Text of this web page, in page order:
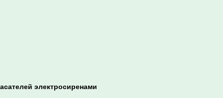
электросиренами